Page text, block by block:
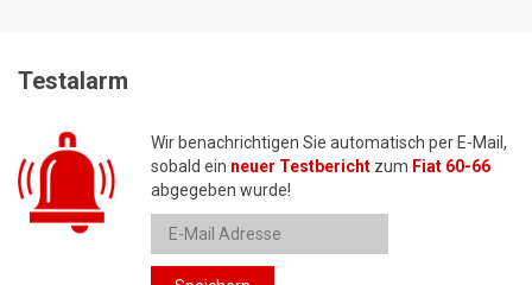
Testalarm
Wir benachrichtigen Sie automatisch per E-Mail,
sobald ein neuer Testbericht zum Fiat 60-66
abgegeben wurde!